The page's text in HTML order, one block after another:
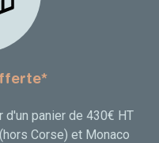
panier de 430€ HT
Corse) et Monaco